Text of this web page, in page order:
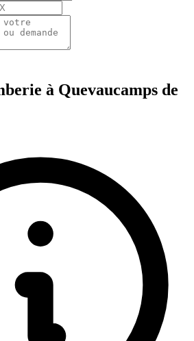
à Quevaucamps de